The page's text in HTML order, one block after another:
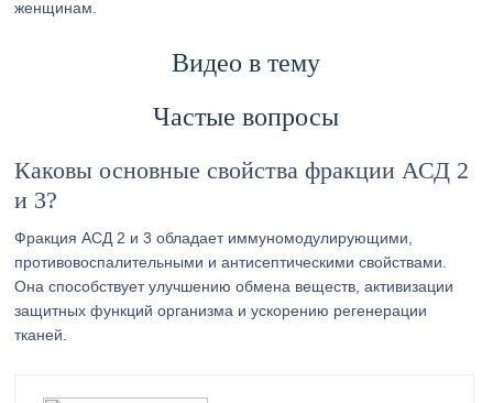
женщинам.
Видео в тему
Частые вопросы
Каковы основные свойства фракции АСД 2
и 3?
Фракция АСД 2 и 3 обладает иммуномодулирующими,
противовоспалительными и антисептическими свойствами.
Она способствует улучшению обмена веществ, активизации
защитных функций организма и ускорению регенерации
тканей.